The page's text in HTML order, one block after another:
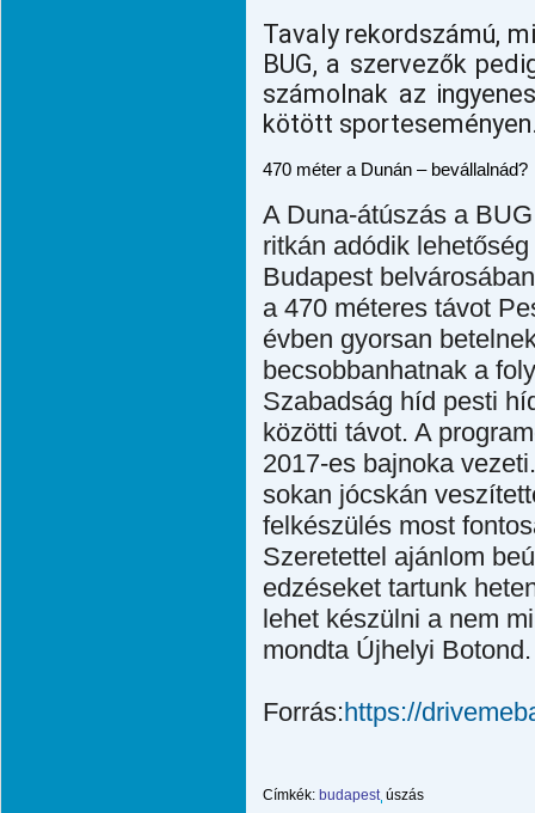
Tavaly rekordszámú,
BUG, a szervezők
számolnak az
kötött
470 méter a Dunán – bevállalnád?
A Duna-átúszás a
ritkán adódik
Budapest
a 470 méteres távot
évben gyorsan
becsobbanhatnak a
Szabadság híd pesti
közötti távot. A
2017-es bajnoka
sokan jócskán
felkészülés most
Szeretettel ajánlom
edzéseket tartunk
lehet készülni a nem
mondta Újhelyi Botond.
Forrás:https://
Címkék: budapest úszás